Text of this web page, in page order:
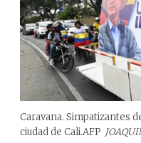
Caravana. Simpatizantes
ciudad de Cali.AFP